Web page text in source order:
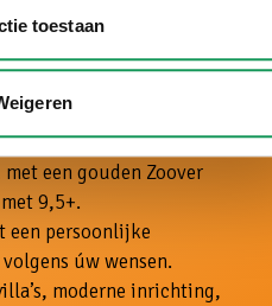
toestaan
vakantiepark midden in de
beste vakantiepark van
een gouden Zoover
9,5+.
een persoonlijke
úw wensen.
moderne inrichting,